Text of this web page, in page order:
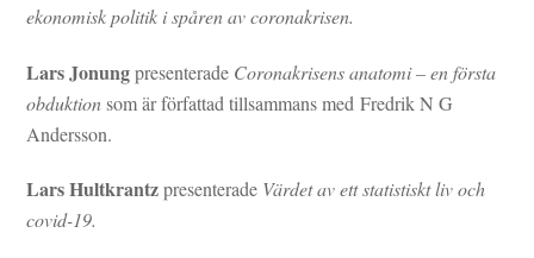
ekonomisk politik i spåren av coronakrisen.
Lars Jonungpresenterade Coronakrisens anatomi – en första
obduktionsom är författad tillsammans med Fredrik N G
Andersson.
Lars Hultkrantzpresenterade Värdet av ett statistiskt liv och
covid-19.